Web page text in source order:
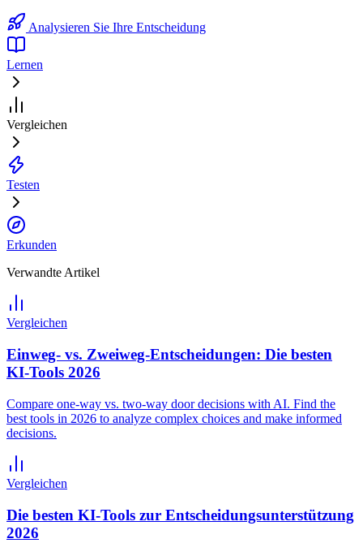
Analysieren Sie Ihre Entscheidung
Lernen
Vergleichen
Testen
Erkunden
Verwandte Artikel
Vergleichen
Einweg- vs. Zweiweg-Entscheidungen: Die besten
KI-Tools 2026
Compare one-way vs. two-way door decisions with AI. Find the
best tools in 2026 to analyze complex choices and make informed
decisions.
Vergleichen
Die besten KI-Tools zur Entscheidungsunterstützung
2026